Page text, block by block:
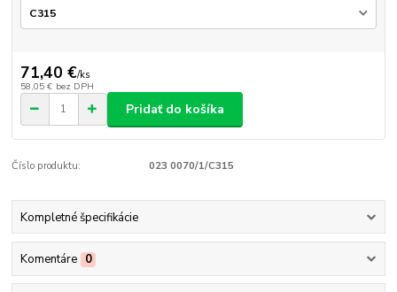
71,40 €/ks
58,05 € bez DPH
Pridať do košíka
Číslo produktu: 023 0070/1/C315
Kompletné špecifikácie
Komentáre 0